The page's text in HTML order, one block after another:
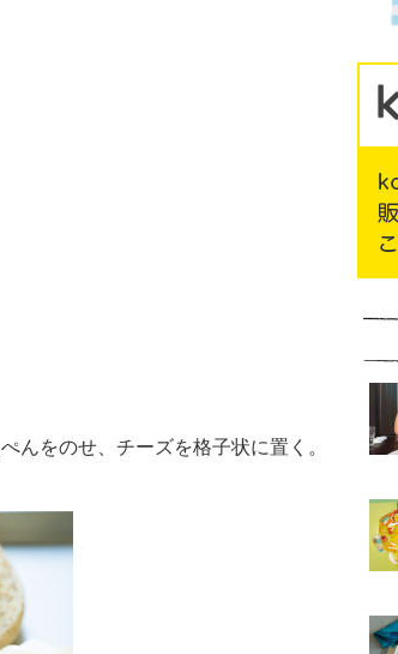
んをのせ、チーズを格子状に置く。